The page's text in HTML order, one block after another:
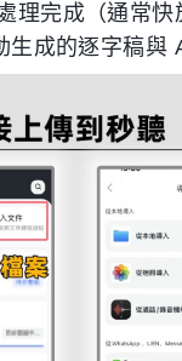
理完成（通常快
生成的逐字稿與